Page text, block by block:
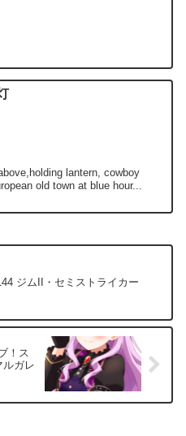
lantern, cowboy
old town at blue hour...
ジムII・セミストライカー
！ス
ルガレ